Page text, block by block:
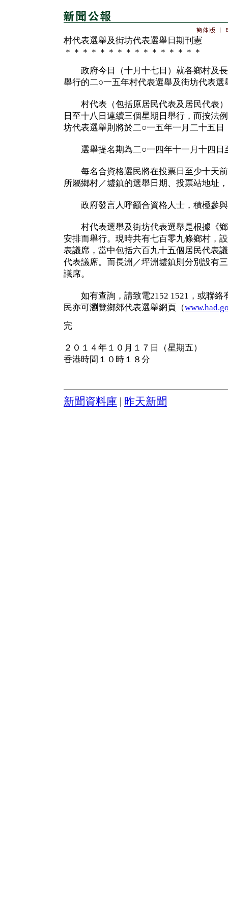
村代表選舉及街坊代表選舉日期刊憲
＊＊＊＊＊＊＊＊＊＊＊＊＊＊＊＊
政府今日（十月十七日）就各鄉村及長
舉行的二○一五年村代表選舉及街坊代表選
村代表（包括原居民代表及居民代表）
日至十八日連續三個星期日舉行，而按法
坊代表選舉則將於二○一五年一月二十五日
選舉提名期為二○一四年十一月十四日
每名合資格選民將在投票日至少十天前
所屬鄉村／墟鎮的選舉日期、投票站地址
政府發言人呼籲合資格人士，積極參
村代表選舉及街坊代表選舉是根據《鄉
安排而舉行。現時共有七百零九條鄉村，
表議席，當中包括六百九十五個居民代表
代表議席。而長洲／坪洲墟鎮則分別設有
議席。
如有查詢，請致電2152 1521，或聯絡
民亦可瀏覽鄉郊代表選舉網頁（
完
２０１４年１０月１７日（星期五）
香港時間１０時１８分
新聞資料庫 昨天新聞